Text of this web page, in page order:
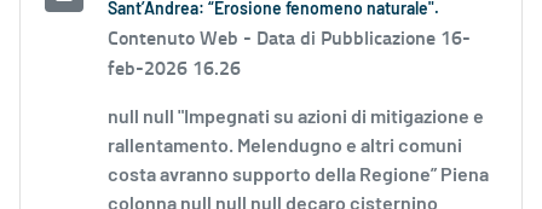
Sant’Andrea: “Erosione fenomeno naturale".
Contenuto Web - Data di Pubblicazione 16-
feb-2026 16.26
null null "Impegnati su azioni di mitigazione e
rallentamento. Melendugno e altri comuni
costa avranno supporto della Regione” Piena
colonna null null null decaro cisternino